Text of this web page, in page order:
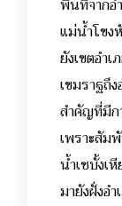
พื้นที่จากอ
แม่น้ำโขง
ยังเขตอำ
เขมราฐถึ
สำคัญที่มีก
เพราะสัม
น้ำเซบั้งเ
มายังฝั่งอ